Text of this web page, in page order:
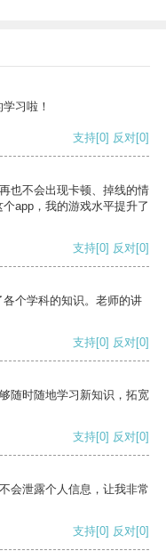
习啦！
支持[0] 反对[0]
也不会出现卡顿、掉线的情
app，我的游戏水平提升了
支持[0] 反对[0]
个学科的知识。老师的讲
支持[0] 反对[0]
随时随地学习新知识，拓宽
支持[0] 反对[0]
会泄露个人信息，让我非常
支持[0] 反对[0]